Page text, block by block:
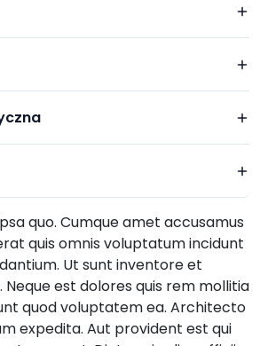
quo. Cumque amet accusamus
quis omnis voluptatum incidunt
Ut sunt inventore et
est dolores quis rem mollitia
quod voluptatem ea. Architecto
expedita. Aut provident est qui